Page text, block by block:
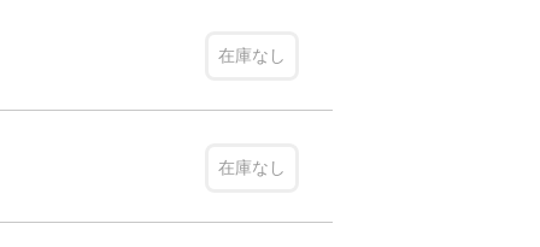
在庫なし
在庫なし